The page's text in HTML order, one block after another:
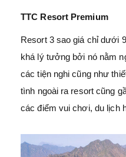
TTC Resort Premium
Resort 3 sao giá chỉ dưới
khá lý tưởng bởi nó nằm
các tiện nghi cũng như
tình ngoài ra resort cũng
các điểm vui chơi, du lịch